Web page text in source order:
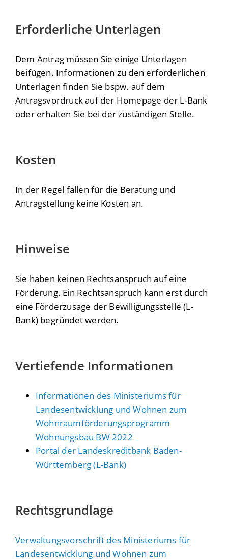
Erforderliche Unterlagen
Dem Antrag müssen Sie einige Unterlagen
beifügen. Informationen zu den erforderlichen
Unterlagen finden Sie bspw. auf dem
Antragsvordruck auf der Homepage der L-Bank
oder erhalten Sie bei der zuständigen Stelle.
Kosten
In der Regel fallen für die Beratung und
Antragstellung keine Kosten an.
Hinweise
Sie haben keinen Rechtsanspruch auf eine
Förderung. Ein Rechtsanspruch kann erst durch
eine Förderzusage der Bewilligungsstelle (L-
Bank) begründet werden.
Vertiefende Informationen
Informationen des Ministeriums für
Landesentwicklung und Wohnen zum
Wohnraumförderungsprogramm
Wohnungsbau BW 2022
Portal der Landeskreditbank Baden-
Württemberg (L-Bank)
Rechtsgrundlage
Verwaltungsvorschrift des Ministeriums für
Landesentwicklung und Wohnen zum